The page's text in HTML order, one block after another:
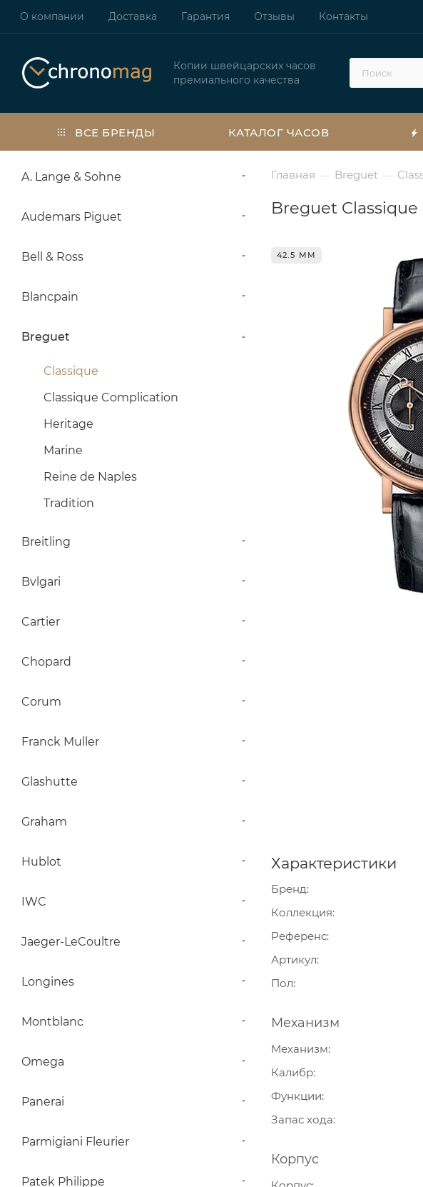
О компании Доставка Гарантия Отзывы Контакты
Копии швейцарских часов
премиального качества
ВСЕ БРЕНДЫ КАТАЛОГ ЧАСОВ
Главная — Breguet —
Breguet
42.5 ММ
Характеристики
Бренд
Коллекция
Референс
Артикул
Пол
Механизм
Механизм
Калибр
Функции
Запас хода
Корпус
A. Lange & Sohne
Audemars Piguet
Bell & Ross
Blancpain
Breguet
Classique
Classique Complication
Heritage
Marine
Reine de Naples
Tradition
Breitling
Bvlgari
Cartier
Chopard
Corum
Franck Muller
Glashutte
Graham
Hublot
IWC
Jaeger-LeCoultre
Longines
Montblanc
Omega
Panerai
Parmigiani Fleurier
Patek Philippe